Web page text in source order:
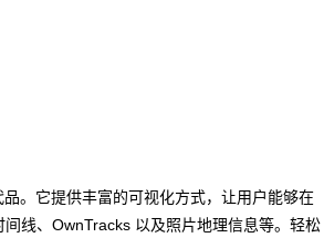
。它提供丰富的可视化方式，让用户能够在
线、OwnTracks 以及照片地理信息等。轻松